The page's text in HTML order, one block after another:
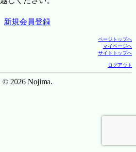
新規会員登録
ページトップへ
マイページへ
サイトトップへ
ログアウト
© 2026 Nojima.